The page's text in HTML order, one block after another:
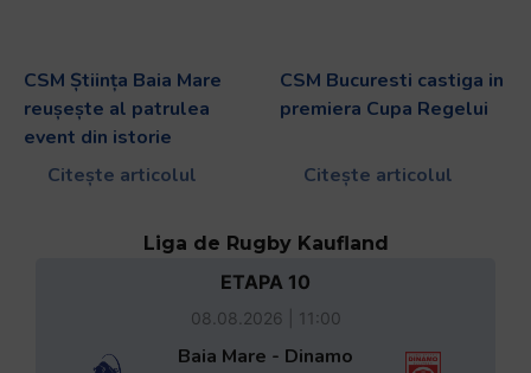
CSM Știința Baia Mare
reușește al patrulea
event din istorie
Citește articolul
CSM Bucuresti castiga in
premiera Cupa Regelui
Citește articolul
Liga de Rugby Kaufland
ETAPA 10
08.08.2026 | 11:00
Baia Mare - Dinamo